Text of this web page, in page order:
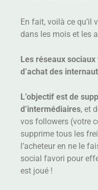
En fait, voilà ce qu’il
dans les mois et les
Les réseaux
d’achat des
L’objectif est de
d’intermédiaires, et
vos followers (votre
supprime tous les
l’acheteur en ne le
social favori pour
est joué !